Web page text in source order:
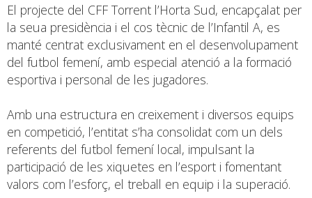
El projecte del CFF Torrent l’Horta Sud, encapçalat per
la seua presidència i el cos tècnic de l’Infantil A, es
manté centrat exclusivament en el desenvolupament
del futbol femení, amb especial atenció a la formació
esportiva i personal de les jugadores.
Amb una estructura en creixement i diversos equips
en competició, l’entitat s’ha consolidat com un dels
referents del futbol femení local, impulsant la
participació de les xiquetes en l’esport i fomentant
valors com l’esforç, el treball en equip i la superació.